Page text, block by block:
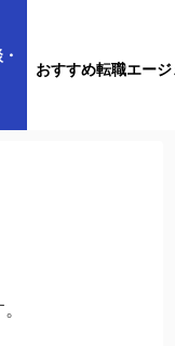
おすすめ転職エージ